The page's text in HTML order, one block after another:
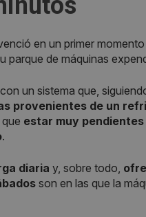
en un primer
parque de máquinas
un sistema que,
provenientes de un
estar muy
.
diaria y, sobre todo,
son en las que la